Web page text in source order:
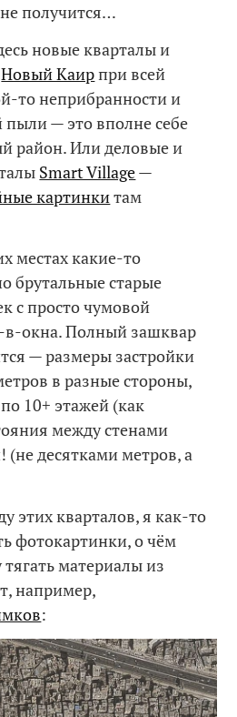
получится…
новые кварталы и
Новый Каирпри всей
то неприбранности и
— это вполне себе
район. Или деловые и
Smart Village—
картинкитам
местах какие-то
брутальные старые
с просто чумовой
окна. Полный зашквар
— размеры застройки
в разные стороны,
10+ этажей (как
между стенами
(не десятками метров, а
этих кварталов, я как-то
фотокартинки, о чём
материалы из
например,
: